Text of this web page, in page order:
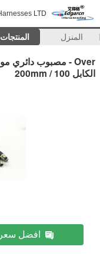
LTD.
المنزل المنتجات
الكابل 100 / 200mm
افضل سعر